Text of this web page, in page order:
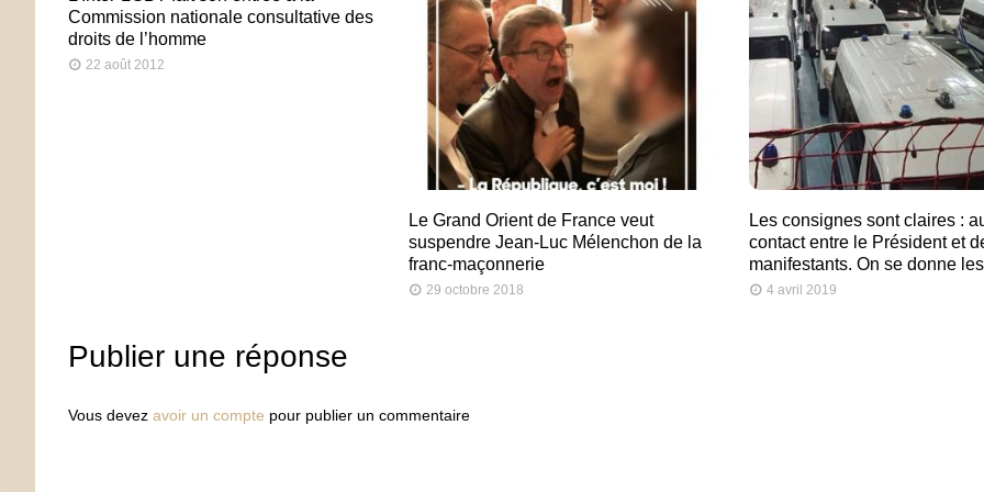
Commission nationale consultative des
droits de l’homme
22 août 2012
Le Grand Orient de France veut
suspendre Jean-Luc Mélenchon de la
franc-maçonnerie
29 octobre 2018
Les consignes sont claires :
contact entre le Président et
manifestants. On se donne
4 avril 2019
Publier une réponse
Vous devez avoir un compte pour publier un commentaire